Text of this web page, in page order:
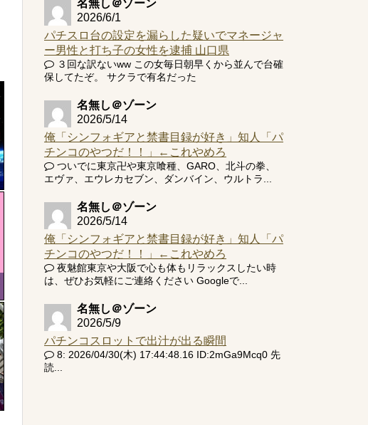
名無し＠ゾーン
2026/6/1
パチスロ台の設定を漏らした疑いでマネージャ
ー男性と打ち子の女性を逮捕 山口県
３回な訳ないww この女毎日朝早くから並んで台確
保してたぞ。 サクラで有名だった
名無し＠ゾーン
2026/5/14
俺「シンフォギアと禁書目録が好き」知人「パ
チンコのやつだ！！」←これやめろ
ついでに東京卍や東京喰種、GARO、北斗の拳、
エヴァ、エウレカセブン、ダンバイン、ウルトラ...
名無し＠ゾーン
2026/5/14
俺「シンフォギアと禁書目録が好き」知人「パ
チンコのやつだ！！」←これやめろ
夜魅館東京や大阪で心も体もリラックスしたい時
は、ぜひお気軽にご連絡ください Googleで...
名無し＠ゾーン
2026/5/9
パチンコスロットで出汁が出る瞬間
8: 2026/04/30(木) 17:44:48.16 ID:2mGa9Mcq0 先
読...